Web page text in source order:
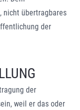
nicht übertragbares
der
der
weil er das oder